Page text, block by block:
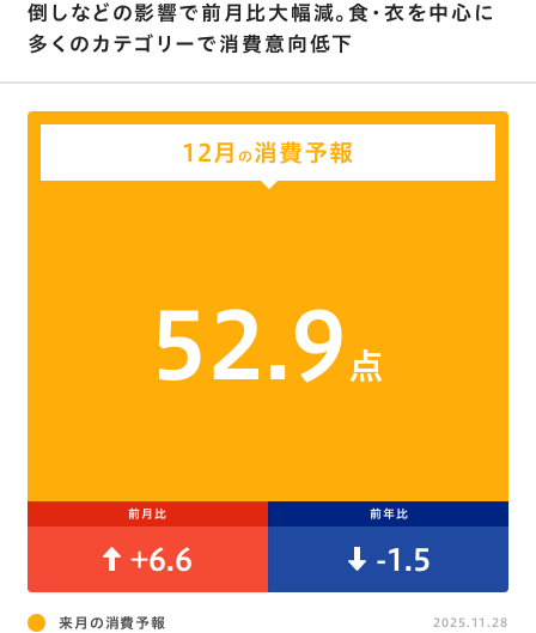
倒しなどの影響で前月比大幅減。食･衣を中心に
多くのカテゴリーで消費意向低下
12月の消費予報
52.9 点
前月比 前年比
+6.6 -1.5
来月の消費予報 2025.11.28